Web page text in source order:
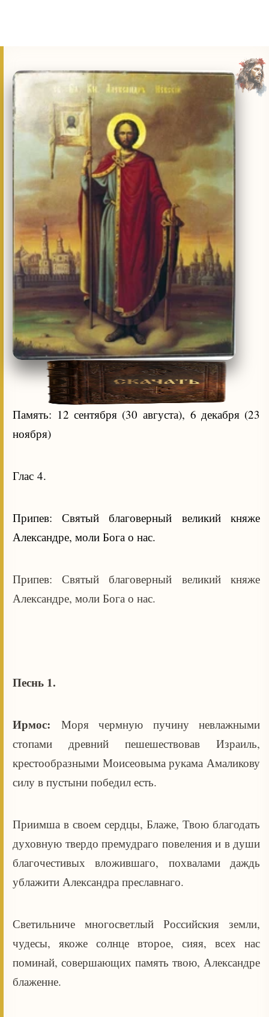
Память: 12 сентября (30 августа), 6 декабря (23
ноября)
Глас 4.
Припев: Святый благоверный великий княже
Александре, моли Бога о нас.
Припев: Святый благоверный великий княже
Александре, моли Бога о нас.
Песнь 1.
Ирмос: Моря чермную пучину невлажными
стопами древний пешешествовав Израиль,
крестообразными Моисеовыма рукама Амаликову
силу в пустыни победил есть.
Приимша в своем сердцы, Блаже, Твою благодать
духовную твердо премудраго повеления и в души
благочестивых вложившаго, похвалами даждь
ублажити Александра преславнаго.
Светильниче многосветлый Российския земли,
чудесы, якоже солнце второе, сияя, всех нас
поминай, совершающих память твою, Александре
блаженне.